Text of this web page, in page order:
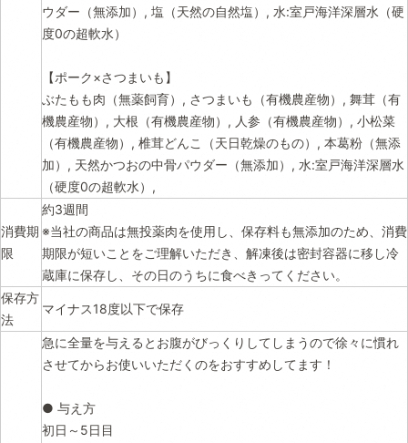
ウダー（無添加）, 塩（天然の自然塩）, 水:室戸海洋深層水（硬
度0の超軟水）
【ポーク×さつまいも】
ぶたもも肉（無薬飼育）, さつまいも（有機農産物）, 舞茸（有
機農産物）, 大根（有機農産物）, 人参（有機農産物）, 小松菜
（有機農産物）, 椎茸どんこ（天日乾燥のもの）, 本葛粉（無添
加）, 天然かつおの中骨パウダー（無添加）, 水:室戸海洋深層水
（硬度0の超軟水）,
消費期
限
約3週間
※当社の商品は無投薬肉を使用し、保存料も無添加のため、消費
期限が短いことをご理解いただき、解凍後は密封容器に移し冷
蔵庫に保存し、その日のうちに食べきってください。
保存方
法
マイナス18度以下で保存
急に全量を与えるとお腹がびっくりしてしまうので徐々に慣れ
させてからお使いいただくのをおすすめしてます！
● 与え方
初日～5日目